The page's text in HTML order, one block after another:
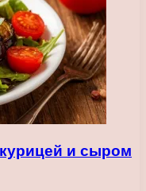
и сыром